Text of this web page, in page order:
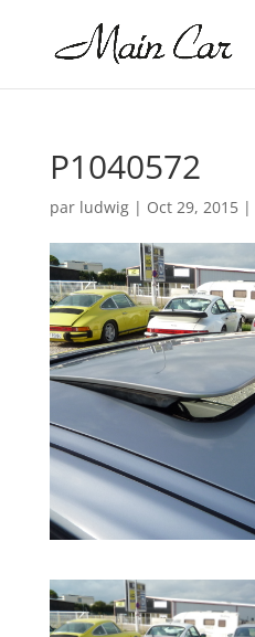
P1040572
par ludwig| Oct 29, 2015|